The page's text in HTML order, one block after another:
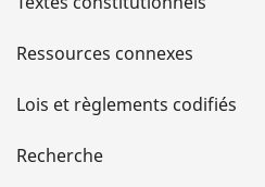
s
d
e
Ressources connexes
Lois et règlements codifiés
Recherche